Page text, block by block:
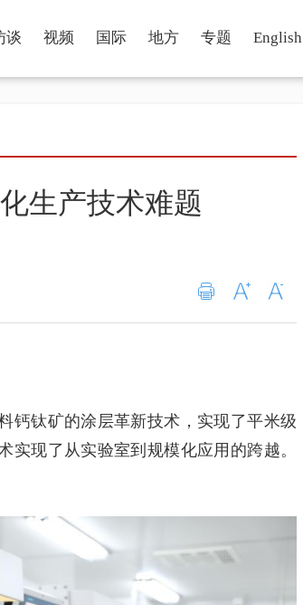
谈 视频 国际 地方 专题 English
生产技术难题
钙钛矿的涂层革新技术，实现了平米级
现了从实验室到规模化应用的跨越。